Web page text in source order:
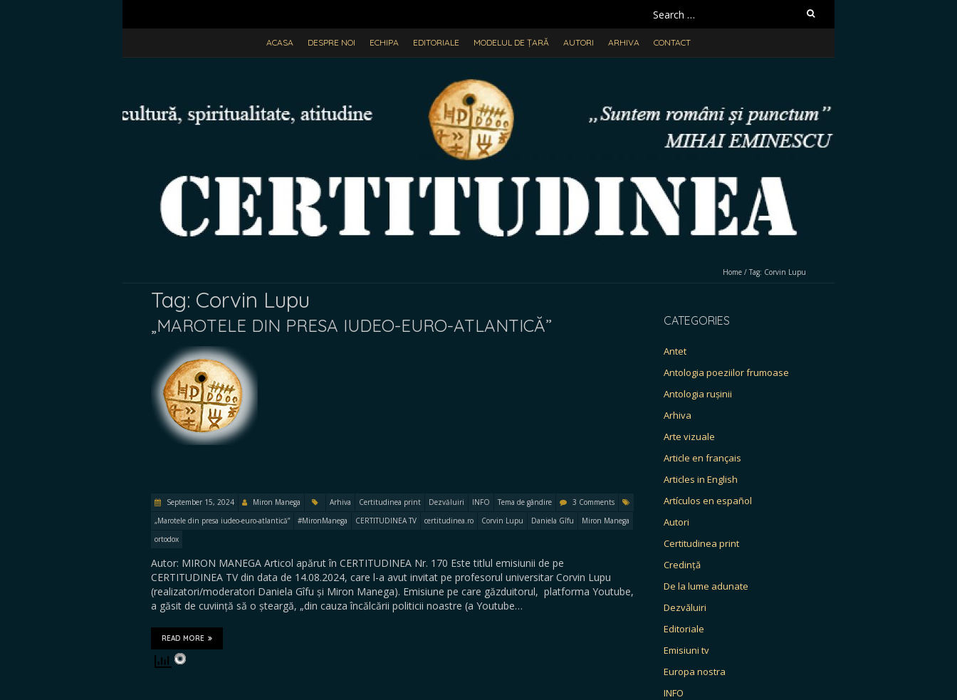
Search
for:
ACASA DESPRE NOI ECHIPA EDITORIALE MODELUL DE ȚARĂ AUTORI ARHIVA CONTACT
Home / Tag: Corvin Lupu
Tag: Corvin Lupu
„MAROTELE DIN PRESA IUDEO-EURO-ATLANTICĂ”
September 15, 2024 Miron Manega Arhiva Certitudinea print Dezvăluiri INFO Tema de gândire
3 Comments
„Marotele din presa iudeo-euro-atlantică”
#MironManega CERTITUDINEA TV certitudinea.ro Corvin Lupu Daniela Gîfu
Miron Manega
ortodox
Autor: MIRON MANEGA Articol apărut în CERTITUDINEA Nr. 170 Este titlul emisiunii de pe
CERTITUDINEA TV din data de 14.08.2024, care l-a avut invitat pe profesorul universitar Corvin Lupu
(realizatori/moderatori Daniela Gîfu și Miron Manega). Emisiune pe care găzduitorul, platforma Youtube,
a găsit de cuviință să o șteargă, „din cauza încălcării politicii noastre (a Youtube…
READ MORE
CATEGORIES
Antet
Antologia poeziilor frumoase
Antologia rușinii
Arhiva
Arte vizuale
Article en français
Articles in English
Artículos en español
Autori
Certitudinea print
Credință
De la lume adunate
Dezvăluiri
Editoriale
Emisiuni tv
Europa nostra
INFO